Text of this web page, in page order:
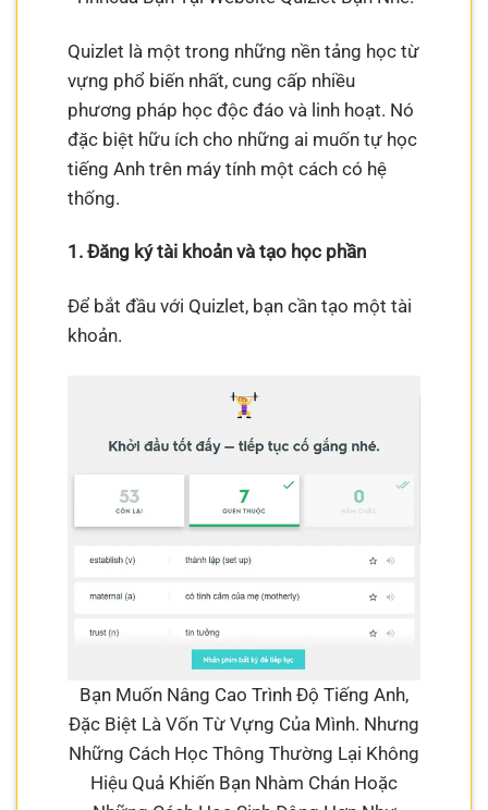
Quizlet là một trong những nền tảng học từ
vựng phổ biến nhất, cung cấp nhiều
phương pháp học độc đáo và linh hoạt. Nó
đặc biệt hữu ích cho những ai muốn tự học
tiếng Anh trên máy tính một cách có hệ
thống.
1. Đăng ký tài khoản và tạo học phần
Để bắt đầu với Quizlet, bạn cần tạo một tài
khoản.
Bạn Muốn Nâng Cao Trình Độ Tiếng Anh,
Đặc Biệt Là Vốn Từ Vựng Của Mình. Nhưng
Những Cách Học Thông Thường Lại Không
Hiệu Quả Khiến Bạn Nhàm Chán Hoặc